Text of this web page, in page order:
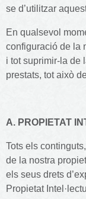
se d’utilitzar
En qualsevol
configuració de la
i tot suprimir-la de
prestats, tot això
A. PROPIETAT
Tots els
de la nostra
els seus drets
Propietat